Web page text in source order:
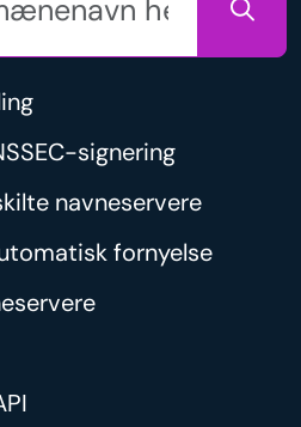
signering
navneservere
fornyelse